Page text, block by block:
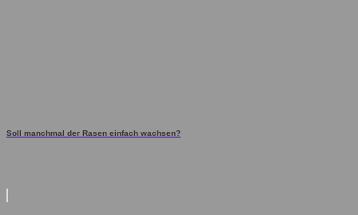
Soll manchmal der Rasen einfach wachsen?